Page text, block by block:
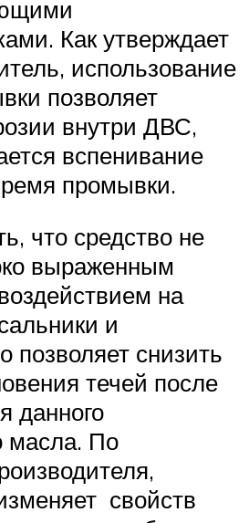
Как утверждает
использование
позволяет
внутри ДВС,
вспенивание
промывки.
что средство не
выраженным
на
и
позволяет снизить
течей после
данного
масла. По
свойств